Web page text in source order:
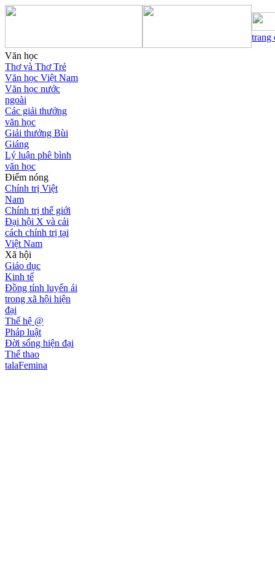
trang
Văn học
Thơ và Thơ Trẻ
Văn học Việt Nam
Văn học nước
ngoài
Các giải thưởng
văn học
Giải thưởng Bùi
Giáng
Lý luận phê bình
văn học
Điểm nóng
Chính trị Việt
Nam
Chính trị thế giới
Đại hội X và cải
cách chính trị tại
Việt Nam
Xã hội
Giáo dục
Kinh tế
Đồng tính luyến ái
trong xã hội hiện
đại
Thế hệ @
Pháp luật
Đời sống hiện đại
Thể thao
talaFemina